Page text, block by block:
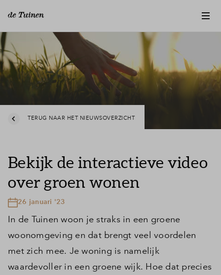
TERUG NAAR HET NIEUWSOVERZICHT
Bekijk de interactieve video
over groen wonen
26 januari '23
In de Tuinen woon je straks in een groene
woonomgeving en dat brengt veel voordelen
met zich mee. Je woning is namelijk
waardevoller in een groene wijk. Hoe dat precies